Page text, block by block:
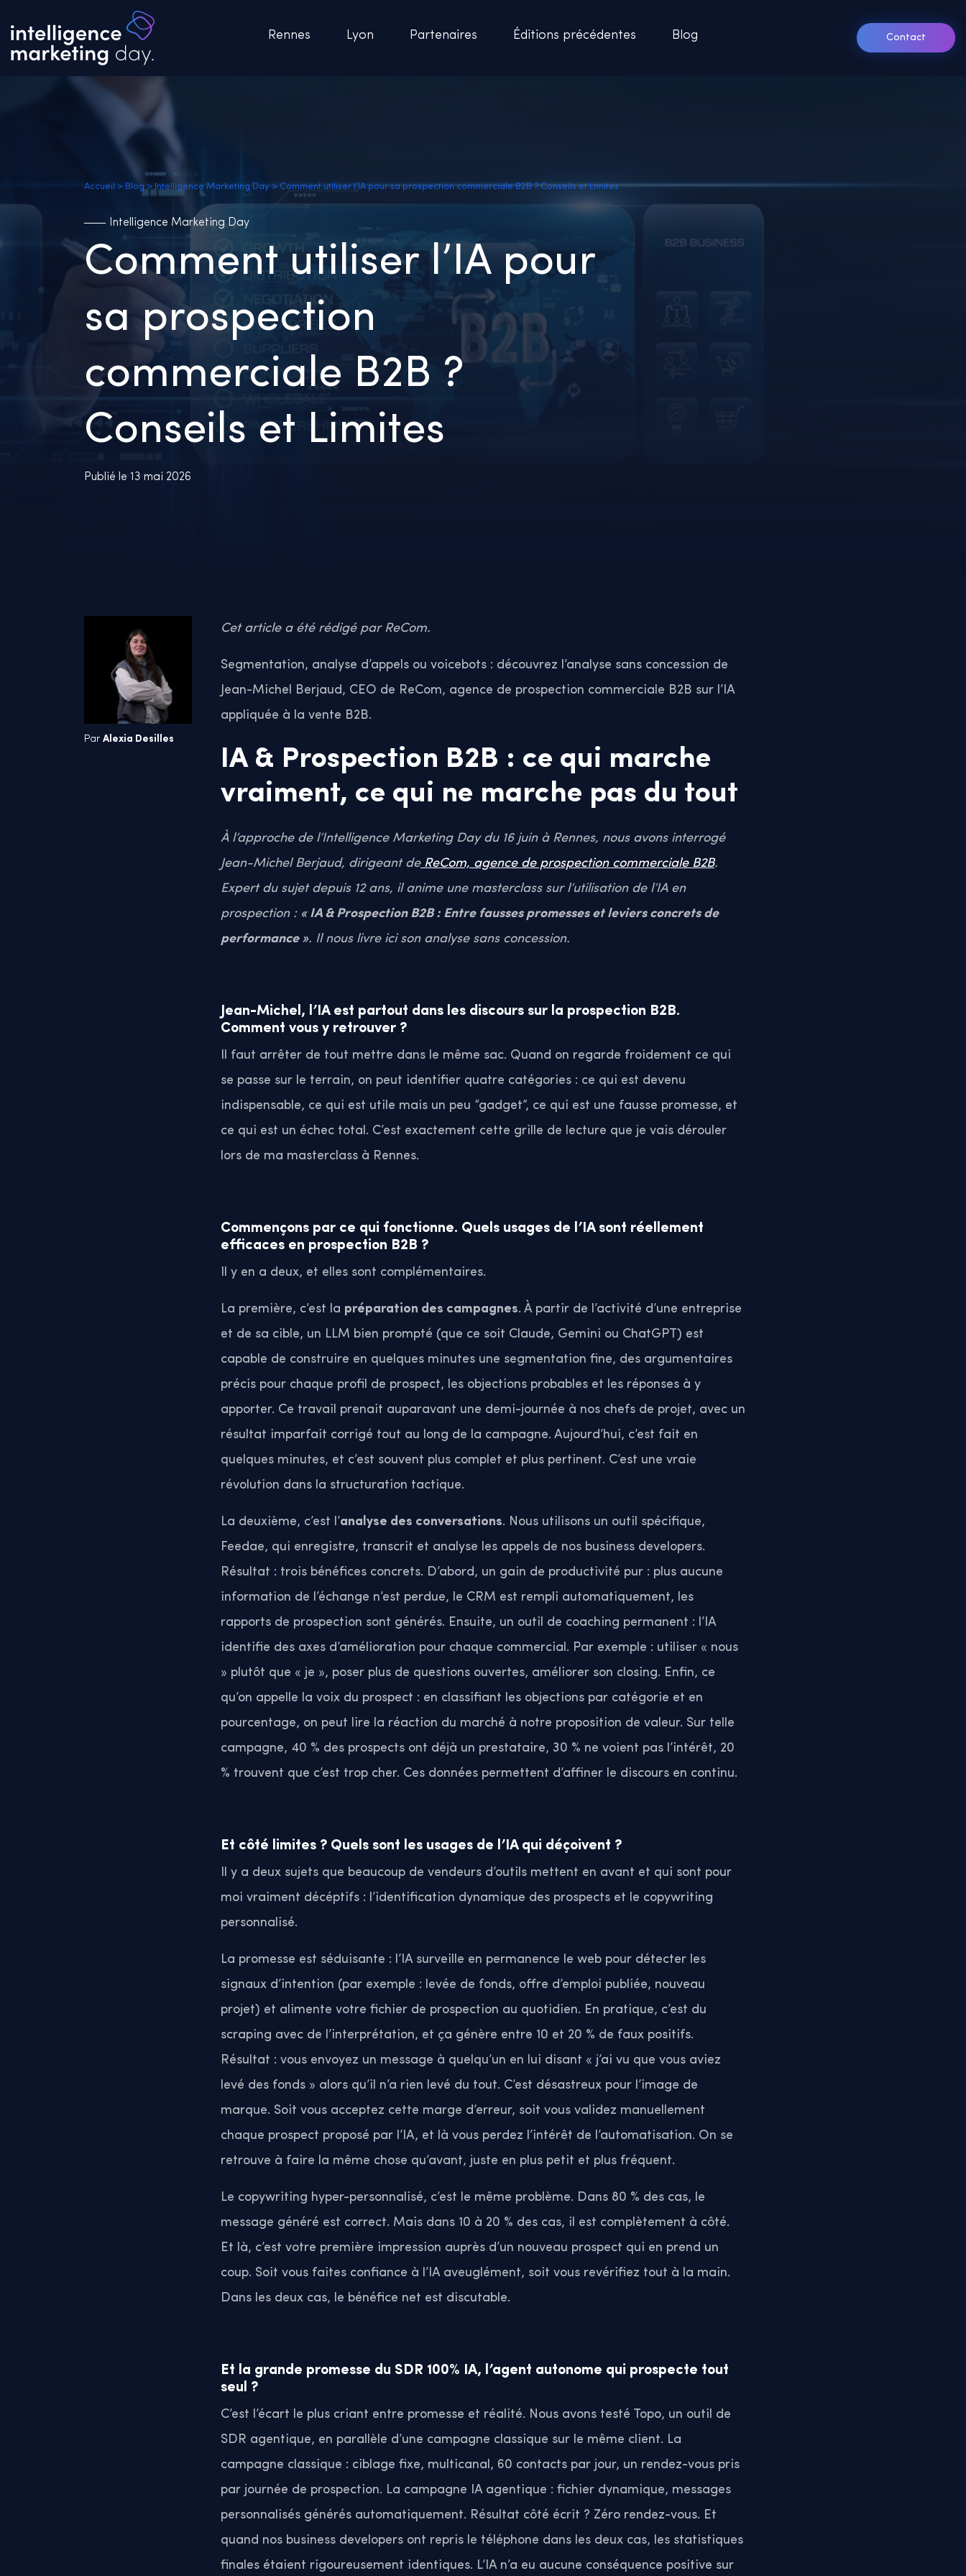
Rennes Lyon Partenaires Éditions précédentes Blog Contact
Accueil > Blog > Intelligence Marketing Day > Comment utiliser l’IA pour sa prospection commerciale B2B ? Conseils et Limites
Intelligence Marketing Day
Comment utiliser l’IA pour
sa prospection
commerciale B2B ?
Conseils et Limites
Publié le 13 mai 2026
Par Alexia Desilles
Cet article a été rédigé par ReCom.
Segmentation, analyse d’appels ou voicebots : découvrez l’analyse sans concession de
Jean-Michel Berjaud, CEO de ReCom, agence de prospection commerciale B2B sur l’IA
appliquée à la vente B2B.
IA & Prospection B2B : ce qui marche
vraiment, ce qui ne marche pas du tout
À l’approche de l’Intelligence Marketing Day du 16 juin à Rennes, nous avons interrogé
Jean-Michel Berjaud, dirigeant de ReCom, agence de prospection commerciale B2B.
Expert du sujet depuis 12 ans, il anime une masterclass sur l’utilisation de l’IA en
prospection : « IA & Prospection B2B : Entre fausses promesses et leviers concrets de
performance ». Il nous livre ici son analyse sans concession.
Jean-Michel, l’IA est partout dans les discours sur la prospection B2B.
Comment vous y retrouver ?
Il faut arrêter de tout mettre dans le même sac. Quand on regarde froidement ce qui
se passe sur le terrain, on peut identifier quatre catégories : ce qui est devenu
indispensable, ce qui est utile mais un peu “gadget”, ce qui est une fausse promesse, et
ce qui est un échec total. C’est exactement cette grille de lecture que je vais dérouler
lors de ma masterclass à Rennes.
Commençons par ce qui fonctionne. Quels usages de l’IA sont réellement
efficaces en prospection B2B ?
Il y en a deux, et elles sont complémentaires.
La première, c’est la préparation des campagnes. À partir de l’activité d’une entreprise
et de sa cible, un LLM bien prompté (que ce soit Claude, Gemini ou ChatGPT) est
capable de construire en quelques minutes une segmentation fine, des argumentaires
précis pour chaque profil de prospect, les objections probables et les réponses à y
apporter. Ce travail prenait auparavant une demi-journée à nos chefs de projet, avec un
résultat imparfait corrigé tout au long de la campagne. Aujourd’hui, c’est fait en
quelques minutes, et c’est souvent plus complet et plus pertinent. C’est une vraie
révolution dans la structuration tactique.
La deuxième, c’est l’analyse des conversations. Nous utilisons un outil spécifique,
Feedae, qui enregistre, transcrit et analyse les appels de nos business developers.
Résultat : trois bénéfices concrets. D’abord, un gain de productivité pur : plus aucune
information de l’échange n’est perdue, le CRM est rempli automatiquement, les
rapports de prospection sont générés. Ensuite, un outil de coaching permanent : l’IA
identifie des axes d’amélioration pour chaque commercial. Par exemple : utiliser « nous
» plutôt que « je », poser plus de questions ouvertes, améliorer son closing. Enfin, ce
qu’on appelle la voix du prospect : en classifiant les objections par catégorie et en
pourcentage, on peut lire la réaction du marché à notre proposition de valeur. Sur telle
campagne, 40 % des prospects ont déjà un prestataire, 30 % ne voient pas l’intérêt, 20
% trouvent que c’est trop cher. Ces données permettent d’affiner le discours en continu.
Et côté limites ? Quels sont les usages de l’IA qui déçoivent ?
Il y a deux sujets que beaucoup de vendeurs d’outils mettent en avant et qui sont pour
moi vraiment décéptifs : l’identification dynamique des prospects et le copywriting
personnalisé.
La promesse est séduisante : l’IA surveille en permanence le web pour détecter les
signaux d’intention (par exemple : levée de fonds, offre d’emploi publiée, nouveau
projet) et alimente votre fichier de prospection au quotidien. En pratique, c’est du
scraping avec de l’interprétation, et ça génère entre 10 et 20 % de faux positifs.
Résultat : vous envoyez un message à quelqu’un en lui disant « j’ai vu que vous aviez
levé des fonds » alors qu’il n’a rien levé du tout. C’est désastreux pour l’image de
marque. Soit vous acceptez cette marge d’erreur, soit vous validez manuellement
chaque prospect proposé par l’IA, et là vous perdez l’intérêt de l’automatisation. On se
retrouve à faire la même chose qu’avant, juste en plus petit et plus fréquent.
Le copywriting hyper-personnalisé, c’est le même problème. Dans 80 % des cas, le
message généré est correct. Mais dans 10 à 20 % des cas, il est complètement à côté.
Et là, c’est votre première impression auprès d’un nouveau prospect qui en prend un
coup. Soit vous faites confiance à l’IA aveuglément, soit vous revérifiez tout à la main.
Dans les deux cas, le bénéfice net est discutable.
Et la grande promesse du SDR 100% IA, l’agent autonome qui prospecte tout
seul ?
C’est l’écart le plus criant entre promesse et réalité. Nous avons testé Topo, un outil de
SDR agentique, en parallèle d’une campagne classique sur le même client. La
campagne classique : ciblage fixe, multicanal, 60 contacts par jour, un rendez-vous pris
par journée de prospection. La campagne IA agentique : fichier dynamique, messages
personnalisés générés automatiquement. Résultat côté écrit ? Zéro rendez-vous. Et
quand nos business developers ont repris le téléphone dans les deux cas, les statistiques
finales étaient rigoureusement identiques. L’IA n’a eu aucune conséquence positive sur